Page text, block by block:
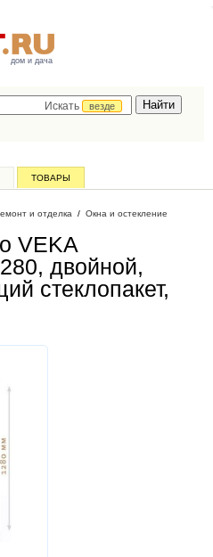
дом и дача
Искать
везде
ТОВАРЫ
и отделка / Окна и остекление
VEKA
двойной,
стеклопакет,